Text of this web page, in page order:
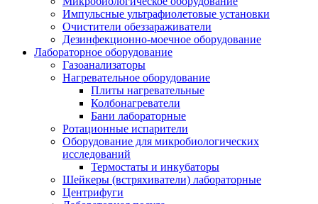
Импульсные ультрафиолетовые установки
Очистители обеззараживатели
Дезинфекционно-моечное оборудование
Лабораторное оборудование
Газоанализаторы
Нагревательное оборудование
Плиты нагревательные
Колбонагреватели
Бани лабораторные
Ротационные испарители
Оборудование для микробиологических
исследований
Термостаты и инкубаторы
Шейкеры (встряхиватели) лабораторные
Центрифуги